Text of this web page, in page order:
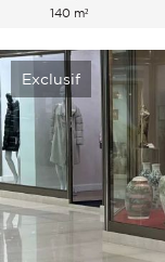
140 m²
Exclusif